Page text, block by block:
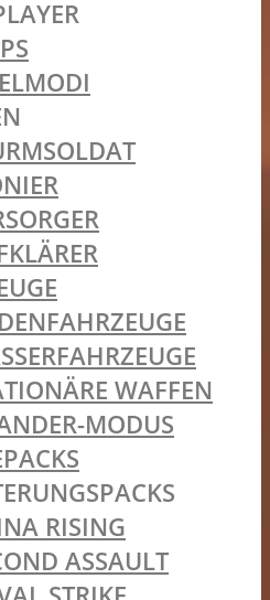
WAFFEN
MODUS
RISING
ASSAULT